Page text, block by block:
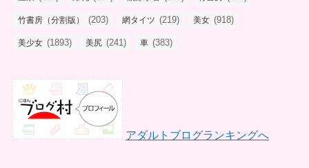
竹書房（分割版） (203) 網タイツ (219) 美女 (918)
美少女 (1893) 美尻 (241) 車 (383)
アダルトブログランキングへ